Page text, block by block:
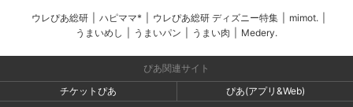
ウレぴあ総研 ハピママ* ウレぴあ総研 ディズニー特集 mimot.
うまいめし
うまいパン うまい肉 Medery.
ぴあ関連サイト
チケットぴあ
ぴあ(アプリ&Web)